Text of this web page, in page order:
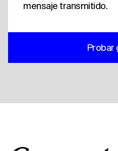
mensaje transmitido.
Probar